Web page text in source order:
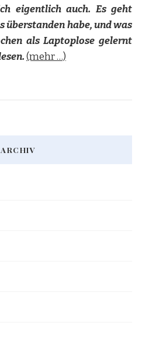
eigentlich auch. Es geht
überstanden habe, und was
als Laptoplose gelernt
(mehr …)
ARCHIV